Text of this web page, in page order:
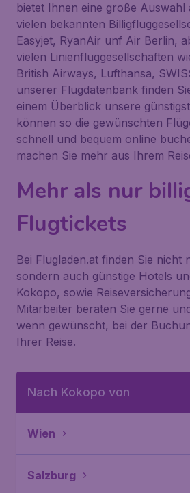
bietet Ihnen eine große
vielen bekannten
Easyjet, RyanAir unf Air Berlin,
vielen Linienfluggesellschaften
British Airways, Lufthansa,
unserer Flugdatenbank finden
einem Überblick unsere
können so die gewünschten
schnell und bequem online
machen Sie mehr aus Ihrem
Mehr als nur
Flugtickets
Bei Flugladen.at finden Sie nicht
sondern auch günstige Hotels
Kokopo, sowie
Mitarbeiter beraten Sie gerne
wenn gewünscht, bei der
Ihrer Reise.
Nach Kokopo von
Wien
Salzburg